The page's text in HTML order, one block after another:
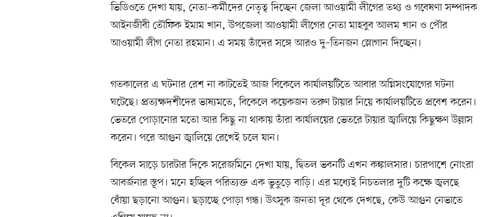
ভিডিওতে দেখা যায়, নেতা–কর্মীদের নেতৃত্ব দিচ্ছেন জেলা আওয়ামী লীগের তথ্য ও গবেষণা সম্পাদক
আইনজীবী তৌফিক ইমাম খান, উপজেলা আওয়ামী লীগের নেতা মাহবুব আলম খান ও পৌর
আওয়ামী লীগ নেতা রহমান। এ সময় তাঁদের সঙ্গে আরও দু–তিনজন স্লোগান দিচ্ছেন।
গতকালের এ ঘটনার রেশ না কাটতেই আজ বিকেলে কার্যালয়টিতে আবার অগ্নিসংযোগের ঘটনা
ঘটেছে। প্রত্যক্ষদর্শীদের ভাষ্যমতে, বিকেলে কয়েকজন তরুণ টায়ার নিয়ে কার্যালয়টিতে প্রবেশ করেন।
ভেতরে পোড়ানোর মতো আর কিছু না থাকায় তাঁরা কার্যালয়ের ভেতরে টায়ার জ্বালিয়ে কিছুক্ষণ উল্লাস
করেন। পরে আগুন জ্বালিয়ে রেখেই চলে যান।
বিকেল সাড়ে চারটার দিকে সরেজমিনে দেখা যায়, দ্বিতল ভবনটি এখন কঙ্কালসার। চারপাশে নোংরা
আবর্জনার স্তূপ। মনে হচ্ছিল পরিত্যক্ত এক ভুতুড়ে বাড়ি। এর মধ্যেই নিচতলার দুটি কক্ষে জ্বলছে
ধোঁয়া ছড়ানো আগুন। ছড়াচ্ছে পোড়া গন্ধ। উৎসুক জনতা দূর থেকে দেখছে, কেউ আগুন নেভাতে